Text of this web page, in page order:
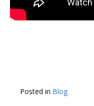
Posted in Blog